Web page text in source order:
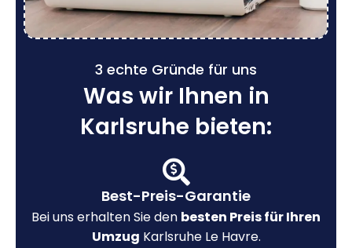
3 echte Gründe für uns
Was wir Ihnen in
Karlsruhe bieten:
Best-Preis-Garantie
Bei uns erhalten Sie den besten Preis für Ihren
Umzug Karlsruhe Le Havre.